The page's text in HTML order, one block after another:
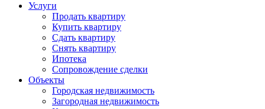
Услуги
Продать квартиру
Купить квартиру
Сдать квартиру
Снять квартиру
Ипотека
Сопровождение сделки
Объекты
Городская недвижимость
Загородная недвижимость